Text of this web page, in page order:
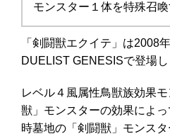
モンスター１体を特殊召喚
「剣闘獣エクイテ」は2008
DUELIST GENESISで登場し
レベル４風属性鳥獣族効果
獣」モンスターの効果によ
時墓地の「剣闘獣」モンス